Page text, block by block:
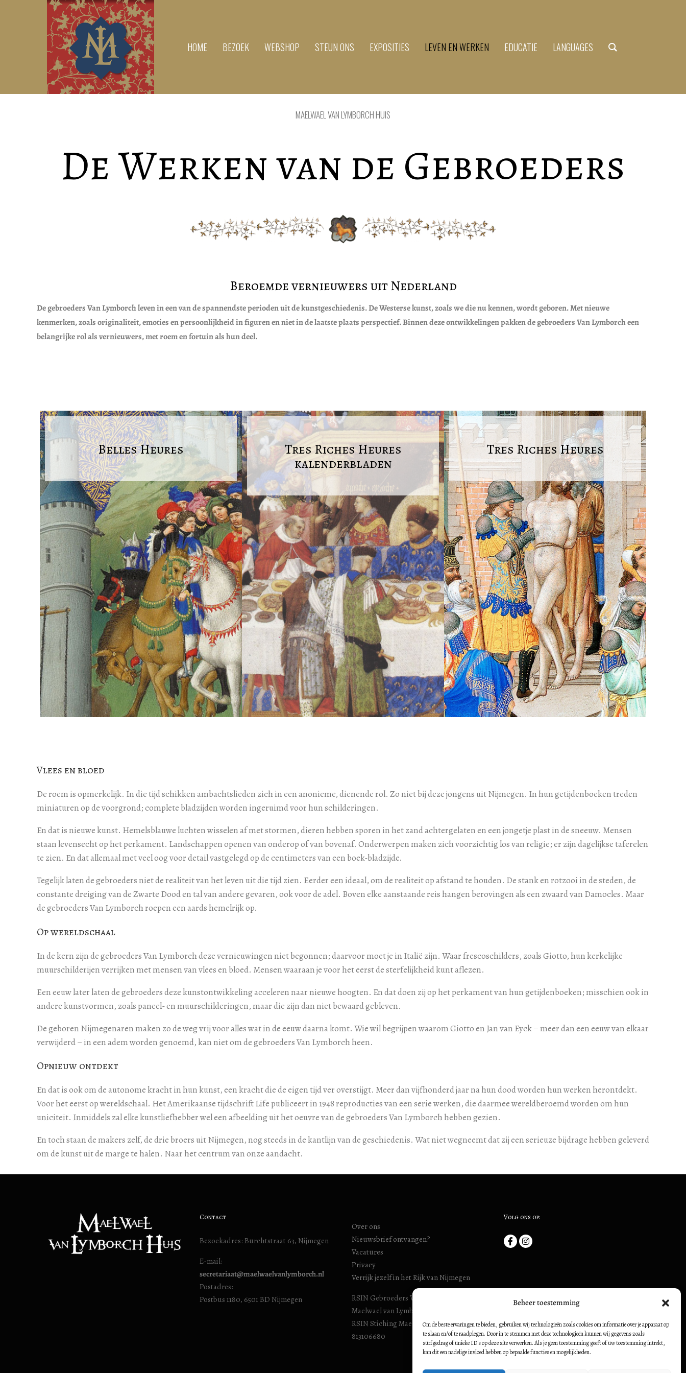
Beheer toestemming
Om de beste ervaringen te bieden, gebruiken wij technologieën zoals cookies om informatie over je apparaat op
te slaan en/of te raadplegen. Door in te stemmen met deze technologieën kunnen wij gegevens zoals
surfgedrag of unieke ID's op deze site verwerken. Als je geen toestemming geeft of uw toestemming intrekt,
kan dit een nadelige invloed hebben op bepaalde functies en mogelijkheden.
HOME BEZOEK WEBSHOP STEUN ONS EXPOSITIES LEVEN EN WERKEN EDUCATIE LANGUAGES
MAELWAEL VAN LYMBORCH HUIS
De Werken van de Gebroeders
Beroemde vernieuwers uit Nederland
De gebroeders Van Lymborch leven in een van de spannendste perioden uit de kunstgeschiedenis. De Westerse kunst, zoals we die nu kennen, wordt geboren. Met nieuwe
kenmerken, zoals originaliteit, emoties en persoonlijkheid in figuren en niet in de laatste plaats perspectief. Binnen deze ontwikkelingen pakken de gebroeders Van Lymborch een
belangrijke rol als vernieuwers, met roem en fortuin als hun deel.
Belles Heures
Tres Riches Heures
kalenderbladen
Tres Riches Heures
Vlees en bloed
De roem is opmerkelijk. In die tijd schikken ambachtslieden zich in een anonieme, dienende rol. Zo niet bij deze jongens uit Nijmegen. In hun getijdenboeken treden
miniaturen op de voorgrond; complete bladzijden worden ingeruimd voor hun schilderingen.
En dat is nieuwe kunst. Hemelsblauwe luchten wisselen af met stormen, dieren hebben sporen in het zand achtergelaten en een jongetje plast in de sneeuw. Mensen
staan levensecht op het perkament. Landschappen openen van onderop of van bovenaf. Onderwerpen maken zich voorzichtig los van religie; er zijn dagelijkse taferelen
te zien. En dat allemaal met veel oog voor detail vastgelegd op de centimeters van een boek-bladzijde.
Tegelijk laten de gebroeders niet de realiteit van het leven uit die tijd zien. Eerder een ideaal, om de realiteit op afstand te houden. De stank en rotzooi in de steden, de
constante dreiging van de Zwarte Dood en tal van andere gevaren, ook voor de adel. Boven elke aanstaande reis hangen berovingen als een zwaard van Damocles. Maar
de gebroeders Van Lymborch roepen een aards hemelrijk op.
Op wereldschaal
In de kern zijn de gebroeders Van Lymborch deze vernieuwingen niet begonnen; daarvoor moet je in Italië zijn. Waar frescoschilders, zoals Giotto, hun kerkelijke
muurschilderijen verrijken met mensen van vlees en bloed. Mensen waaraan je voor het eerst de sterfelijkheid kunt aflezen.
Een eeuw later laten de gebroeders deze kunstontwikkeling acceleren naar nieuwe hoogten. En dat doen zij op het perkament van hun getijdenboeken; misschien ook in
andere kunstvormen, zoals paneel- en muurschilderingen, maar die zijn dan niet bewaard gebleven.
De geboren Nijmegenaren maken zo de weg vrij voor alles wat in de eeuw daarna komt. Wie wil begrijpen waarom Giotto en Jan van Eyck – meer dan een eeuw van elkaar
verwijderd – in een adem worden genoemd, kan niet om de gebroeders Van Lymborch heen.
Opnieuw ontdekt
En dat is ook om de autonome kracht in hun kunst, een kracht die de eigen tijd ver overstijgt. Meer dan vijfhonderd jaar na hun dood worden hun werken herontdekt.
Voor het eerst op wereldschaal. Het Amerikaanse tijdschrift Life publiceert in 1948 reproducties van een serie werken, die daarmee wereldberoemd worden om hun
uniciteit. Inmiddels zal elke kunstliefhebber wel een afbeelding uit het oeuvre van de gebroeders Van Lymborch hebben gezien.
En toch staan de makers zelf, de drie broers uit Nijmegen, nog steeds in de kantlijn van de geschiedenis. Wat niet wegneemt dat zij een serieuze bijdrage hebben geleverd
om de kunst uit de marge te halen. Naar het centrum van onze aandacht.
Contact
Bezoekadres: Burchtstraat 63, Nijmegen
E-mail:
secretariaat@maelwaelvanlymborch.nl
Postadres:
Postbus 1180, 6501 BD Nijmegen
Over ons
Nieuwsbrief ontvangen?
Vacatures
Privacy
Verrijk jezelf in het Rijk van Nijmegen
RSIN Gebroeders Van Limburg Huis (ook:
Maelwael van Lymborch Huis): 854500728
RSIN Stiching Maelwael Van Lymborch:
813106680
Volg ons op: